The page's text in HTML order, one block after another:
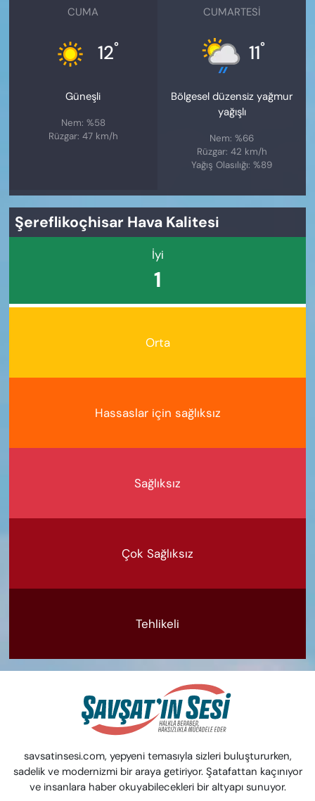
CUMA
12°
Güneşli
Nem: %58
Rüzgar: 47 km/h
CUMARTESI
11°
Bölgesel düzensiz yağmur
yağışlı
Nem: %66
Rüzgar: 42 km/h
Yağış Olasılığı: %89
Şereflikoçhisar Hava Kalitesi
İyi
1
Orta
Hassaslar için sağlıksız
Sağlıksız
Çok Sağlıksız
Tehlikeli
savsatinsesi.com, yepyeni temasıyla sizleri buluştururken,
sadelik ve modernizmi bir araya getiriyor. Şatafattan kaçınıyor
ve insanlara haber okuyabilecekleri bir altyapı sunuyor.